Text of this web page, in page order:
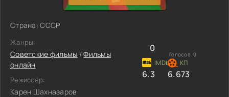
Страна: СССР
Жанры:
Советские фильмы /Фильмы
онлайн
Режиссёр:
Карен Шахназаров
0
Голосов: 0
6.3 6.673